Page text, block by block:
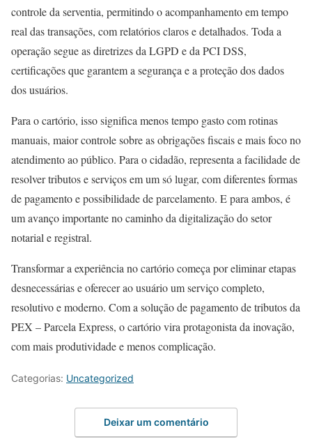
controle da serventia, permitindo o acompanhamento em tempo
real das transações, com relatórios claros e detalhados. Toda a
operação segue as diretrizes da LGPD e da PCI DSS,
certificações que garantem a segurança e a proteção dos dados
dos usuários.
Para o cartório, isso significa menos tempo gasto com rotinas
manuais, maior controle sobre as obrigações fiscais e mais foco no
atendimento ao público. Para o cidadão, representa a facilidade de
resolver tributos e serviços em um só lugar, com diferentes formas
de pagamento e possibilidade de parcelamento. E para ambos, é
um avanço importante no caminho da digitalização do setor
notarial e registral.
Transformar a experiência no cartório começa por eliminar etapas
desnecessárias e oferecer ao usuário um serviço completo,
resolutivo e moderno. Com a solução de pagamento de tributos da
PEX – Parcela Express, o cartório vira protagonista da inovação,
com mais produtividade e menos complicação.
Categorias: Uncategorized
Deixar um comentário